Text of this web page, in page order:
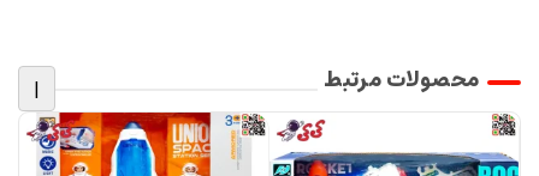
محصولات مرتبط |